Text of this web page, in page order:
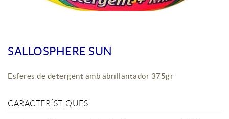
SALLOSPHERE SUN
Esferes de detergent amb abrillantador 375gr
CARACTERÍSTIQUES